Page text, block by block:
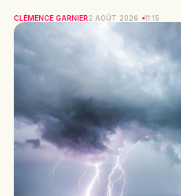
CLÉMENCE GARNIER2 AOÛT 2026 11:15